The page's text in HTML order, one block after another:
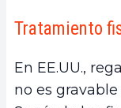
Tratamiento
En EE.UU.,
no es